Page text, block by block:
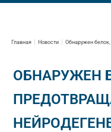
Главная Новости Обнаружен
ОБНАРУЖЕН